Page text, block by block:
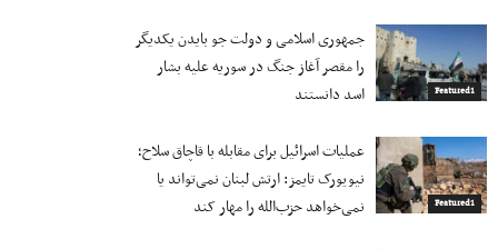
Featured1
جمهوری اسلامی و دولت جو بایدن یکدیگر
را مقصر آغاز جنگ در سوریه علیه بشار
اسد دانستند
Featured1
عملیات اسرائیل برای مقابله با قاچاق سلاح؛
نیویورک تایمز: ارتش لبنان نمی‌تواند یا
نمی‌خواهد حزب‌الله را مهار کند